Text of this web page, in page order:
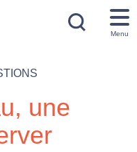
Menu
une